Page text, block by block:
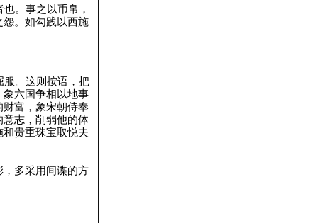
。事之以币帛，
怨。如勾践以西施
。这则按语，把
六国争相以地事
富，象宋朝侍奉
志，削弱他的体
贵重珠宝取悦夫
多采用间谍的方